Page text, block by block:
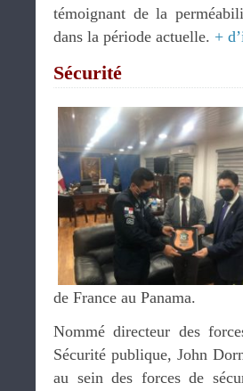
témoignant de la
dans la période actuelle. +
Sécurité
de France au Panama.
Nommé directeur des
Sécurité publique, John
au sein des forces de